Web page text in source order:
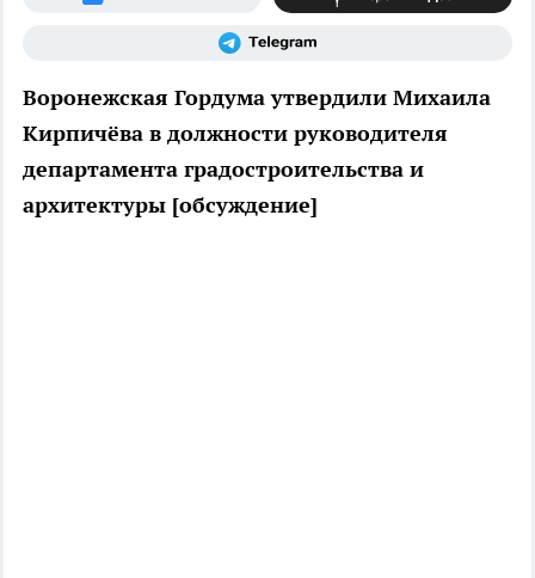
Воронежская Гордума утвердили Михаила
Кирпичёва в должности руководителя
департамента градостроительства и
архитектуры [обсуждение]